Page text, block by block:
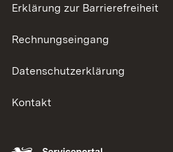
Erklärung zur Barrierefreiheit
Rechnungseingang
Datenschutzerklärung
Kontakt